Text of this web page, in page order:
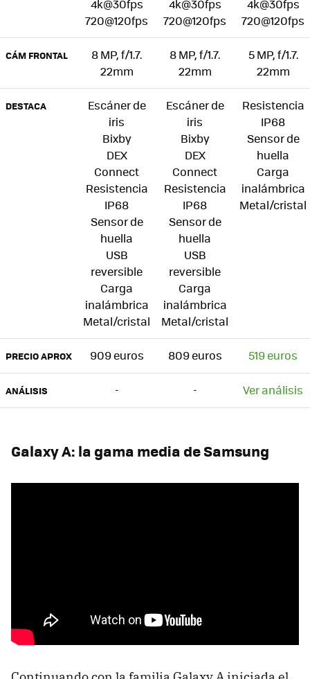
4k@30fps
720@120fps
4k@30fps
720@120fps
4k@30fps
720@120fps
CÁM FRONTAL
8 MP, f/1.7.
22mm
8 MP, f/1.7.
22mm
5 MP, f/1.7.
22mm
DESTACA
Escáner de
iris
Bixby
DEX
Connect
Resistencia
IP68
Sensor de
huella
USB
reversible
Carga
inalámbrica
Metal/cristal
Escáner de
iris
Bixby
DEX
Connect
Resistencia
IP68
Sensor de
huella
USB
reversible
Carga
inalámbrica
Metal/cristal
Resistencia
IP68
Sensor de
huella
Carga
inalámbrica
Metal/cristal
PRECIO APROX 909 euros 809 euros 519 euros
ANÁLISIS - - Ver análisis
Galaxy A: la gama media de Samsung